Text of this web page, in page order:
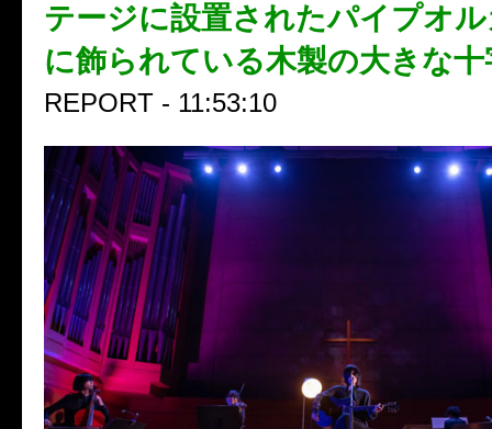
テージに設置されたパイプオ
に飾られている木製の大きな
REPORT - 11:53:10